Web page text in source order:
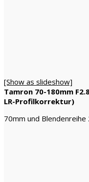
[Show as slideshow]
Tamron 70-180mm
LR-Profilkorrektur)
70mm und